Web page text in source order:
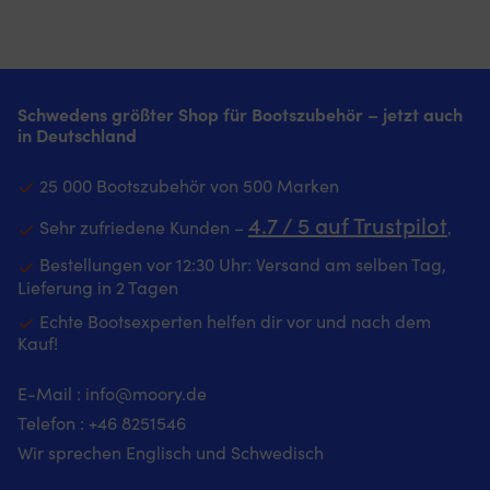
Schwedens größter Shop für Bootszubehör – jetzt auch
in Deutschland
25 000 Bootszubehör von 500 Marken
Sehr zufriedene Kunden – 4.7 / 5 auf Trustpilot‚
Bestellungen vor 12:30 Uhr: Versand am selben Tag,
Lieferung in 2 Tagen
Echte Bootsexperten helfen dir vor und nach dem
Kauf!
E-Mail : info@moory.de
Telefon : +46 8251546
Wir sprechen Englisch und Schwedisch